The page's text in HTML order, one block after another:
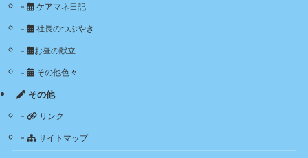
ケアマネ日記
社長のつぶやき
お昼の献立
その他色々
その他
リンク
サイトマップ